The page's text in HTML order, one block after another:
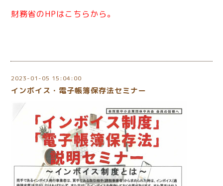
財務省のHPはこちらから。
2023-01-05 15:04:00
インボイス・電子帳簿保存法セミナー